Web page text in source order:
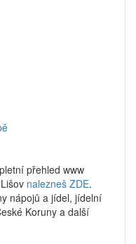
přehled www
nalezneš ZDE.
nápojů a jídel, jídelní
Koruny a další